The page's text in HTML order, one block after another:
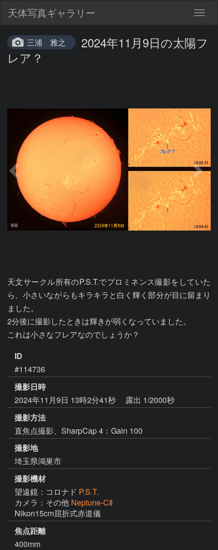
天体写真ギャラリー
三浦 雅之
2024年11月9日の太陽フ
レア？
天文サークル所有のP.S.T.でプロミネンス撮影をしていた
ら、小さいながらもキラキラと白く輝く部分が目に留まり
ました。
2分後に撮影したときは輝きが弱くなっていました。
これは小さなフレアなのでしょうか？
ID
#114736
撮影日時
2024年11月9日 13時2分41秒
露出 1/2000秒
撮影方法
直焦点撮影、SharpCap 4：Gain 100
撮影地
埼玉県鴻巣市
撮影機材
望遠鏡：コロナド P.S.T.
カメラ：その他 Neptune-CⅡ
Nikon15cm屈折式赤道儀
焦点距離
400mm